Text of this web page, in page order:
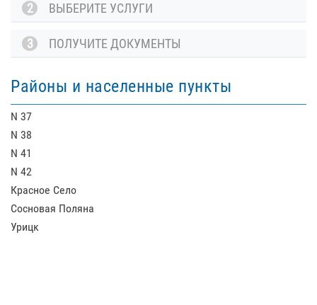
2 ВЫБЕРИТЕ УСЛУГИ
3 ПОЛУЧИТЕ ДОКУМЕНТЫ
Районы и населенные пункты
N 37
N 38
N 41
N 42
Красное Село
Сосновая Поляна
Урицк